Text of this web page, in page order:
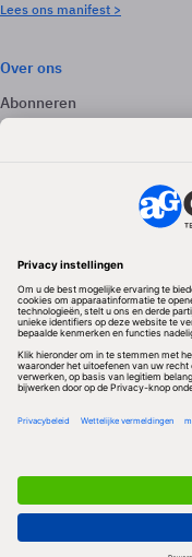
Lees ons manifest >
Over ons
Abonneren
Adverteren
Volg ons
Redactionele partner
Algemene Voorwaarden &